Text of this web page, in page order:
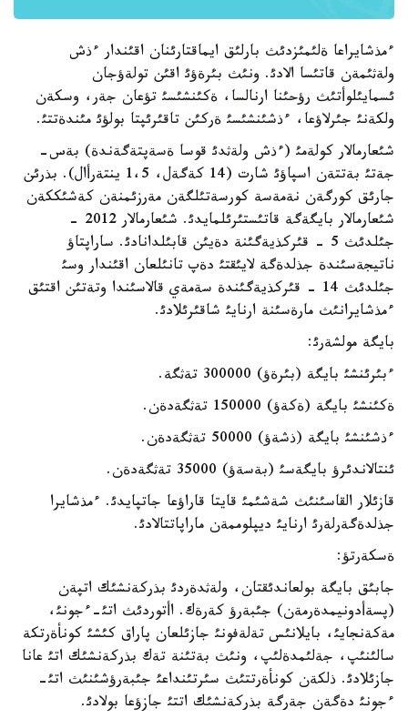
ءمذشايراعا ةلئمئزدئث بارلئق ايماقتارئنان اقئندار ءذش
ولةثئمةن قاتئسا الادئ. ونئث بئرةؤئ اقئن تولةؤجان
ئسمايئلوأتئث رؤحئنا ارنالسا، ةكئنشئسئ تؤعان جةر، وسكةن
ولكةنئ جئرلاؤعا، ءذشئنشئسئ ةركئن تاقئرئپتا بولؤئ مئندةتتئ.
شئعارمالار كولةمئ (ءذش ولةثدئ قوسا ةسةپتةگةندة) بةس-
جةتئ بةتتةن اسپاؤئ شارت (14 كةگةل، 1،5 ينتةرأال). بذرئن
جارئق كورگةن نةمةسة كورسةتئلگةن مةرزئمنةن كةشئككةن
شئعارمالار بايگةگة قاتئستئرئلمايدئ. شئعارمالار 2012 -
جئلدئث 5 - قئركذيةگئنة دةيئن قابئلدانادئ. ساراپتاؤ
ناتيجةسئندة جذلدةگة لايئقتئ دةپ تانئلعان اقئندار وسئ
جئلدئث 14 - قئركذيةگئندة سةمةي قالاسئندا وتةتئن اقتئق
ءمذشايرانئث مارةسئنة ارنايئ شاقئرئلادئ.
بايگة مولشةرئ:
ءبئرئنشئ بايگة (بئرةؤ) 300000 تةثگة.
ةكئنشئ بايگة (ةكةؤ) 150000 تةثگةدةن.
ءذشئنشئ بايگة (ذشةؤ) 50000 تةثگةدةن.
ئنتالاندئرؤ بايگةسئ (بةسةؤ) 35000 تةثگةدةن.
قازئلار القاسئنئث شةشئمئ قايتا قاراؤعا جاتپايدئ. ءمذشايرا
جذلدةگةرلةرئ ارنايئ ديپلوممةن ماراپاتتالادئ.
ةسكةرتؤ:
جابئق بايگة بولعاندئقتان، ولةثدةردئ بذركةنشئك اتپةن
(پسةأدونيمدةرمةن) جئبةرؤ كةرةك. اأتوردئث اتئ-ءجونئ،
مةكةنجايئ، بايلانئس تةلةفونئ جازئلعان پاراق كئشئ كونأةرتكة
سالئنئپ، جةلئمدةلئپ، ونئث بةتئنة تةك بذركةنشئك اتئ عانا
جازئلادئ. ذلكةن كونأةرتتئث سئرتئنداعئ جئبةرؤشئنئث اتئ-
ءجونئ دةگةن جةرگة بذركةنشئك اتتئ جازؤعا بولادئ.